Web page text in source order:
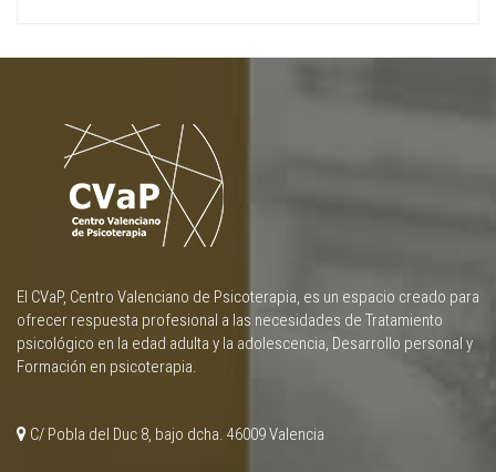
El CVaP, Centro Valenciano de Psicoterapia, es un espacio creado para
ofrecer respuesta profesional a las necesidades de Tratamiento
psicológico en la edad adulta y la adolescencia, Desarrollo personal y
Formación en psicoterapia.
C/ Pobla del Duc 8, bajo dcha. 46009 Valencia